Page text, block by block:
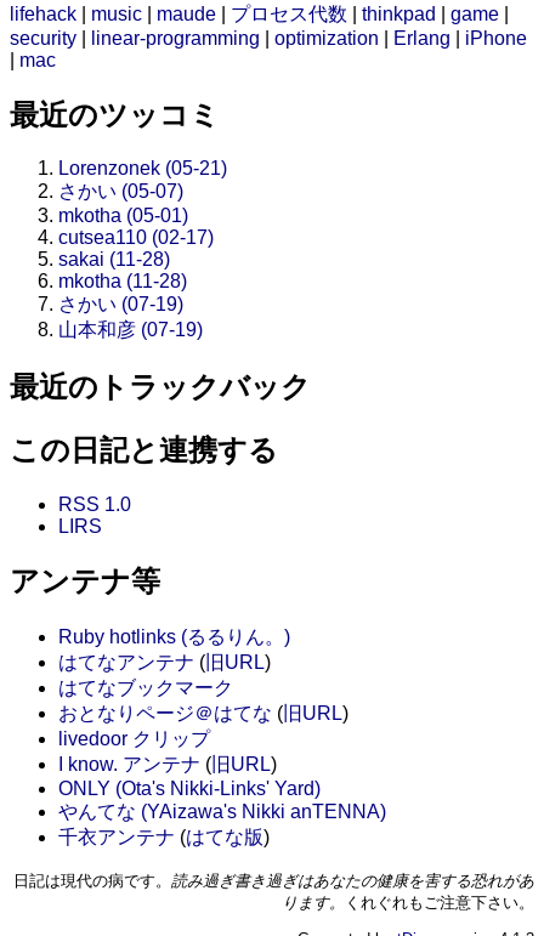
lifehack
music maude プロセス代数 thinkpad game
security
linear-programming optimization Erlang
iPhone
mac
最近のツッコミ
Lorenzonek (05-21)
さかい (05-07)
mkotha (05-01)
cutsea110 (02-17)
sakai (11-28)
mkotha (11-28)
さかい (07-19)
山本和彦 (07-19)
最近のトラックバック
この日記と連携する
RSS 1.0
LIRS
アンテナ等
Ruby hotlinks (るるりん。)
はてなアンテナ ( 旧URL)
はてなブックマーク
おとなりページ＠はてな ( 旧URL)
livedoor クリップ
I know. アンテナ ( 旧URL)
ONLY (Ota's Nikki-Links' Yard)
やんてな (YAizawa's Nikki anTENNA)
千衣アンテナ (はてな版)
日記は現代の病です。 読み過ぎ書き過ぎはあなたの健康を害する恐れがあ
ります。
くれぐれもご注意下さい。